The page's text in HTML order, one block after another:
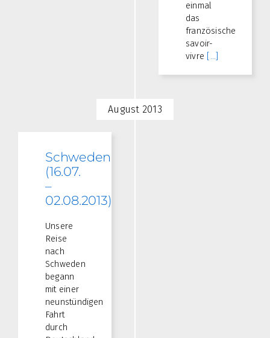
einmal
das
französische
savoir-
vivre
[...]
August 2013
Schweden
(16.07.
–
02.08.2013)
Unsere
Reise
nach
Schweden
begann
mit einer
neunstündigen
Fahrt
durch